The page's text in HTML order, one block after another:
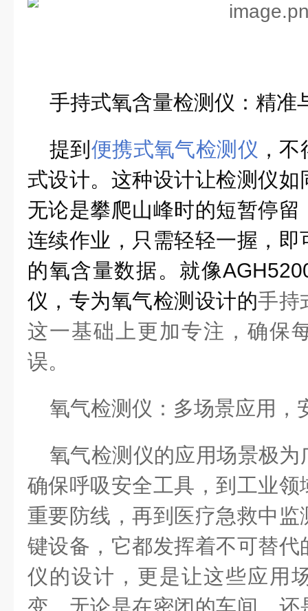
手持式氧含量检测仪：精准
提到 便携式氧气检测仪 ，
式设计。这种设计让检测仪
无论是攀爬山峰时的短暂停
连续作业，只需轻轻一握，
的氧含量数据。就像
仪，专为氧气检测设计的手持
这一基础上更加专注，确保
误。
氧气检测仪：多场景应用，
氧气检测仪的应用场景极
确保呼吸安全工具，到工业
重要防线，再到医疗急救中
键设备，它都发挥着不可替
仪的设计，更是让这些应用